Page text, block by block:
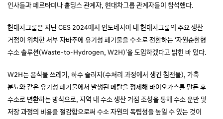
인사들과 페르타미나 홀딩스 관계자, 현대차그룹 관계자들이 참석했다.
현대차그룹은 지난 CES 2024에서 인도네시아 내 현대차그룹의 주요 생산
거점이 위치한 서부 자바주에 유기성 폐기물을 수소로 전환하는 ‘자원순환형
수소 솔루션(Waste-to-Hydrogen, W2H)’을 도입하겠다고 밝힌 바 있다.
W2H는 음식물 쓰레기, 하수 슬러지(수처리 과정에서 생긴 침전물), 가축
분뇨와 같은 유기성 폐기물에서 발생된 메탄을 정제해 바이오가스를 만든 후
수소로 변환하는 방식으로, 지역 내 수소 생산 거점 조성을 통해 수소 운반 및
저장 과정의 비용을 절감함으로써 수소 자원의 독립성을 높일 수 있는 것이